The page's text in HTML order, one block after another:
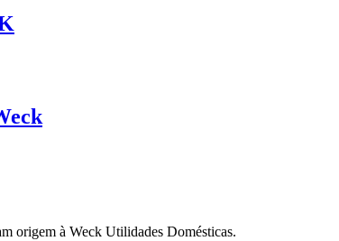
origem à Weck Utilidades Domésticas.